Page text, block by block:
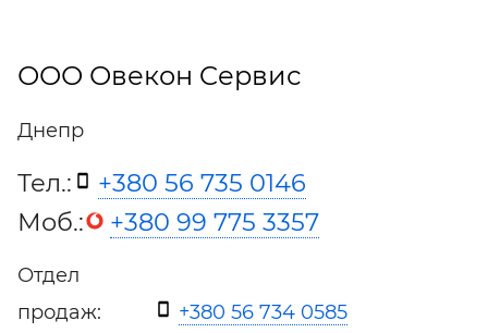
ООО Овекон Cервис
Днепр
Тел.:
+380 56 735 0146
Моб.:
+380 99 775 3357
Отдел
продаж:
+380 56 734 0585